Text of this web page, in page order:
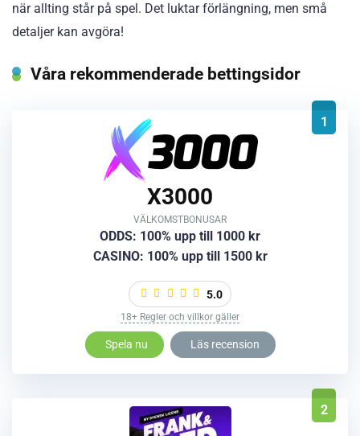
när allting står på spel. Det luktar förlängning, men små
detaljer kan avgöra!
Våra rekommenderade bettingsidor
1
X3000
VÄLKOMSTBONUSAR
ODDS: 100% upp till 1000 kr
CASINO: 100% upp till 1500 kr
5.0
18+ Regler och villkor gäller
Spela nu Läs recension
2